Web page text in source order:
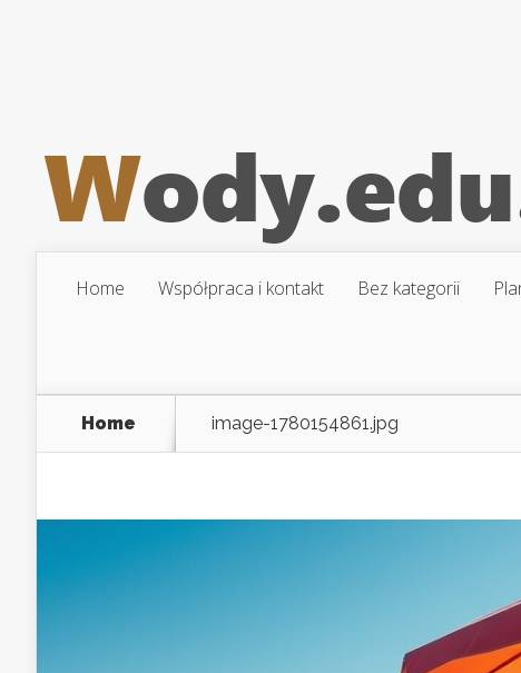
Home Współpraca i kontakt Bez kategorii
Home image-1780154861.jpg